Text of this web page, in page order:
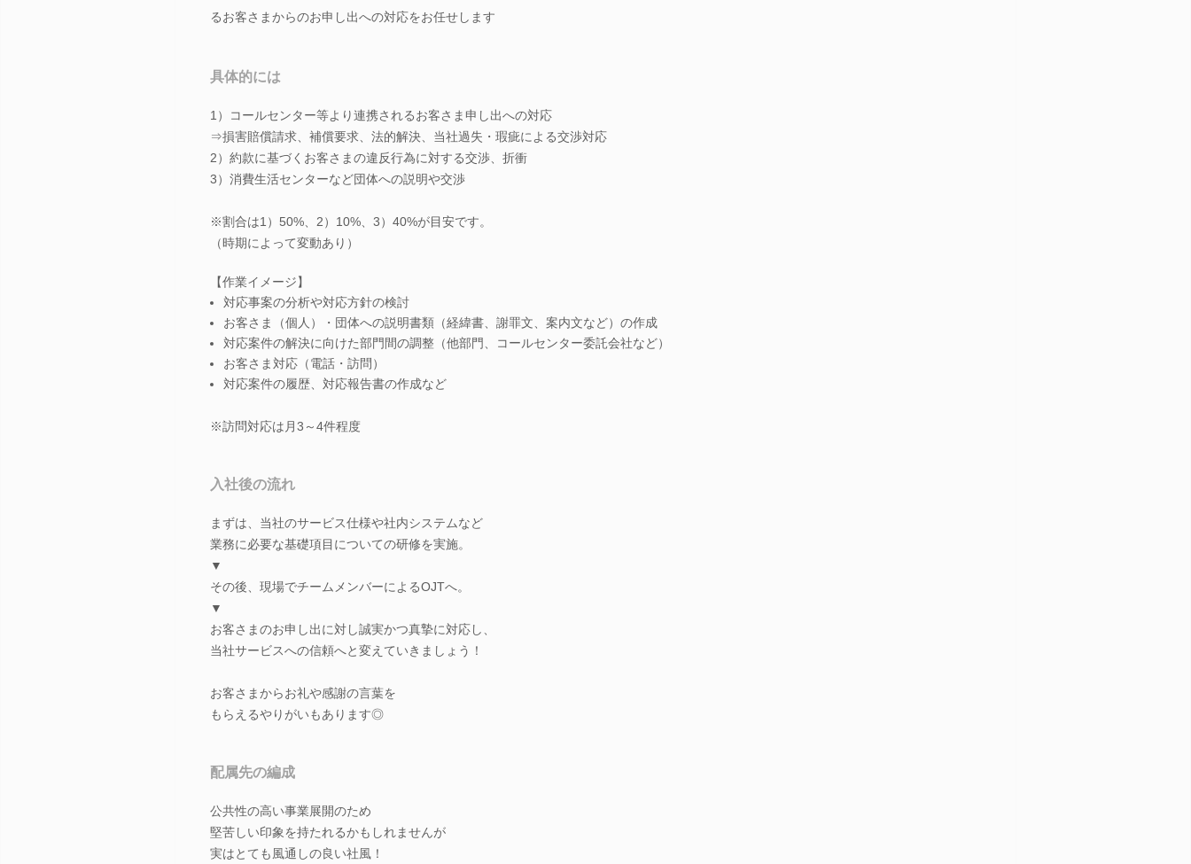
るお客さまからのお申し出への対応をお任せします
具体的には
1）コールセンター等より連携されるお客さま申し出への対応
⇒損害賠償請求、補償要求、法的解決、当社過失・瑕疵による交渉対応
2）約款に基づくお客さまの違反行為に対する交渉、折衝
3）消費生活センターなど団体への説明や交渉
※割合は1）50%、2）10%、3）40%が目安です。
（時期によって変動あり）
【作業イメージ】
対応事案の分析や対応方針の検討
お客さま（個人）・団体への説明書類（経緯書、謝罪文、案内文など）の作成
対応案件の解決に向けた部門間の調整（他部門、コールセンター委託会社など）
お客さま対応（電話・訪問）
対応案件の履歴、対応報告書の作成など
※訪問対応は月3～4件程度
入社後の流れ
まずは、当社のサービス仕様や社内システムなど
業務に必要な基礎項目についての研修を実施。
▼
その後、現場でチームメンバーによるOJTへ。
▼
お客さまのお申し出に対し誠実かつ真摯に対応し、
当社サービスへの信頼へと変えていきましょう！
お客さまからお礼や感謝の言葉を
もらえるやりがいもあります◎
配属先の編成
公共性の高い事業展開のため
堅苦しい印象を持たれるかもしれませんが
実はとても風通しの良い社風！